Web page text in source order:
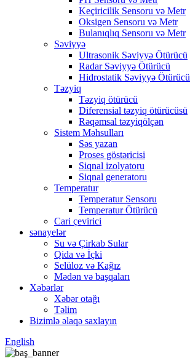
Keçiricilik Sensoru və Metr
Oksigen Sensoru və Metr
Bulanıqlıq Sensoru və Metr
Səviyyə
Ultrasonik Səviyyə Ötürücü
Radar Səviyyə Ötürücü
Hidrostatik Səviyyə Ötürücü
Təzyiq
Təzyiq ötürücü
Diferensial təzyiq ötürücüsü
Rəqəmsal təzyiqölçən
Sistem Məhsulları
Səs yazan
Proses göstəricisi
Siqnal izolyatoru
Siqnal generatoru
Temperatur
Temperatur Sensoru
Temperatur Ötürücü
Cari çevirici
sənayelər
Su və Çirkab Sular
Qida və İçki
Selüloz və Kağız
Mədən və başqaları
Xəbərlər
Xəbər otağı
Təlim
Bizimlə əlaqə saxlayın
English